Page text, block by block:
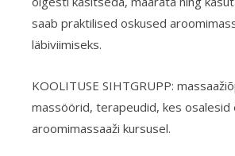
saab praktilised oskused
läbiviimiseks.
KOOLITUSE SIHTGRUPP:
massöörid, terapeudid, kes osalesid
aroomimassaaži kursusel.